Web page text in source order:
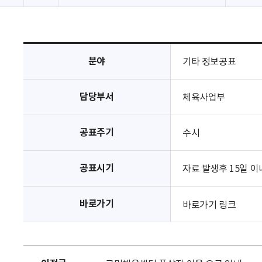
분야 기타 정보공표
담당부서 체육사업부
공표주기 수시
공표시기 자료 발생후 15일 이
바로가기 바로가기 링크